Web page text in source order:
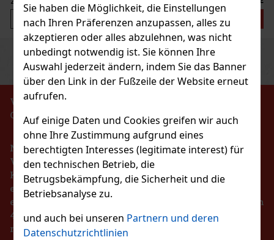
Sie haben die Möglichkeit, die Einstellungen
nach Ihren Präferenzen anzupassen, alles zu
akzeptieren oder alles abzulehnen, was nicht
unbedingt notwendig ist. Sie können Ihre
Auswahl jederzeit ändern, indem Sie das Banner
über den Link in der Fußzeile der Website erneut
aufrufen.
Auf einige Daten und Cookies greifen wir auch
ohne Ihre Zustimmung aufgrund eines
berechtigten Interesses (legitimate interest) für
den technischen Betrieb, die
Betrugsbekämpfung, die Sicherheit und die
Betriebsanalyse zu.
und auch bei unseren Partnern und deren
Datenschutzrichtlinien
65g
1.49 €
Bestellen
Bestellen
Rabatt: 43%
Aktion
Dose 64 g
PreviousNext
VERBOT DES VERKAUFS VON ALKOHOLISCHEN
GETRÄNKEN AN PERSONEN UNTER 18 JAHREN !!!
Nach dem Gesetz über die Registrierung von
Verkäufen ist der Verkäufer verpflichtet, dem
Käufer eine Quittung auszustellen. Gleichzeitig ist
er verpflichtet, die erhaltenen Einnahmen im Falle
eines technischen Ausfalls spätestens innerhalb von
48 Stunden online beim Steuerverwalter zu
registrieren.